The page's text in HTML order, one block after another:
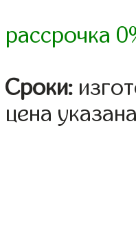
рассрочка
Сроки:
цена